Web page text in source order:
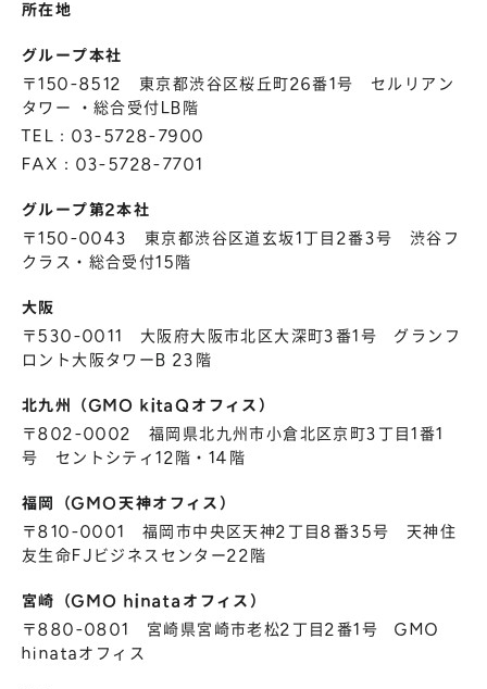
キャリア/アルバイト採用
新卒採用
所在地
グループ本社
〒150-8512 東京都渋谷区桜丘町26番1号 セルリアン
タワー ・総合受付LB階
TEL：03-5728-7900
FAX：03-5728-7701
グループ第2本社
〒150-0043 東京都渋谷区道玄坂1丁目2番3号 渋谷フ
クラス・総合受付15階
大阪
〒530-0011 大阪府大阪市北区大深町3番1号 グランフ
ロント大阪タワーB 23階
北九州（GMO kitaQオフィス）
〒802-0002 福岡県北九州市小倉北区京町3丁目1番1
号 セントシティ12階・14階
福岡（GMO天神オフィス）
〒810-0001 福岡市中央区天神2丁目8番35号 天神住
友生命FJビジネスセンター22階
宮崎（GMO hinataオフィス）
〒880-0801 宮崎県宮崎市老松2丁目2番1号 GMO
hinataオフィス